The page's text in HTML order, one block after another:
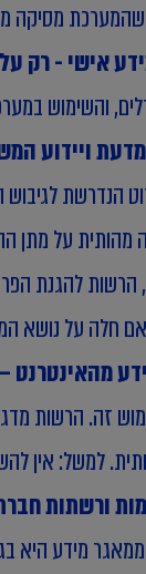
מסיקה
אישי - רק
והשימוש
ויידוע
הנדרשת
מהותית על מתן
להגנת
חלה על נושא
זה. הרשות
למשל: אין
ורשתות
מידע היא